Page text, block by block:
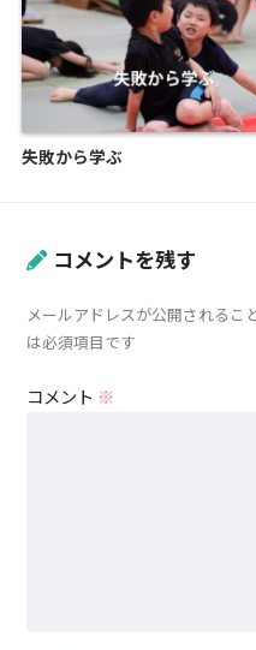
失敗から学ぶ
コメントを残す
メールアドレスが公開されるこ
は必須項目です
コメント ※